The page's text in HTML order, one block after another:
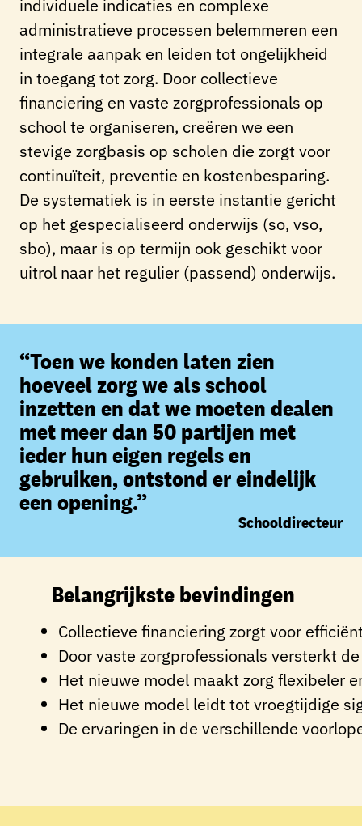
individuele indicaties en complexe
administratieve processen belemmeren een
integrale aanpak en leiden tot ongelijkheid
in toegang tot zorg. Door collectieve
financiering en vaste zorgprofessionals op
school te organiseren, creëren we een
stevige zorgbasis op scholen die zorgt voor
continuïteit, preventie en kostenbesparing.
De systematiek is in eerste instantie gericht
op het gespecialiseerd onderwijs (so, vso,
sbo), maar is op termijn ook geschikt voor
uitrol naar het regulier (passend) onderwijs.
“Toen we konden laten zien
hoeveel zorg we als school
inzetten en dat we moeten dealen
met meer dan 50 partijen met
ieder hun eigen regels en
gebruiken, ontstond er eindelijk
een opening.”
Schooldirecteur
Belangrijkste bevindingen
Collectieve financiering zorgt voor
Door vaste zorgprofessionals versterkt
Het nieuwe model maakt zorg flexibeler
Het nieuwe model leidt tot vroegtijdige
De ervaringen in de verschillende